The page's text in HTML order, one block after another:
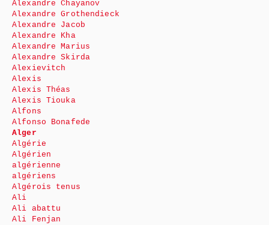
Alexandre Chayanov
Alexandre Grothendieck
Alexandre Jacob
Alexandre Kha
Alexandre Marius
Alexandre Skirda
Alexievitch
Alexis
Alexis Théas
Alexis Tiouka
Alfons
Alfonso Bonafede
Alger
Algérie
Algérien
algérienne
algériens
Algérois tenus
Ali
Ali abattu
Ali Fenjan